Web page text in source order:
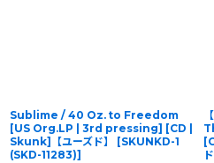
Sublime / 40 Oz. to Freedom
[US Org.LP | 3rd pressing] [CD |
Skunk]【ユーズド】
[SKUNKD-1
(SKD-11283)]
ド